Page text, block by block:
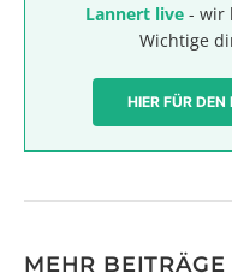
Lannert live- wir
Wichtige
HIER FÜR
MEHR